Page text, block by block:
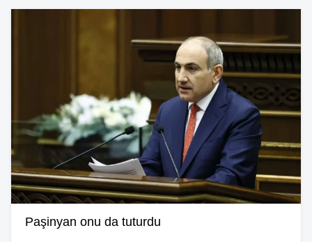
Paşinyan onu da tuturdu